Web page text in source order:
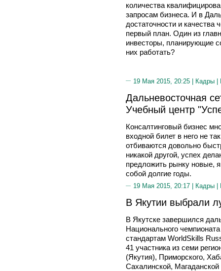
количества
запросам бизнеса. И в
достаточности и качества
первый план. Один из
инвесторы, планирующие
них работать?
19 Мая 2015, 20:25 | Кадры |
Дальневосточная
Учебный центр
Консалтинговый бизнес
входной билет в него не
отбиваются довольно
никакой другой, успех
предложить рынку новые,
собой долгие годы.
19 Мая 2015, 20:17 | Кадры
В Якутии выбрали
В Якутске завершился
Национального
стандартам WorldSkills
41 участника из семи
(Якутия), Приморского,
Сахалинской,